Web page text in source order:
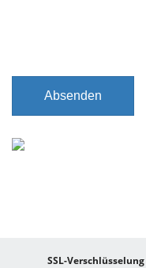
Absenden
SSL-Verschlüsselung